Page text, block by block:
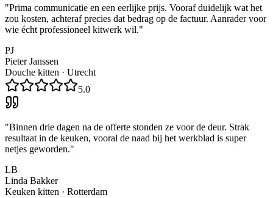
"Prima communicatie en een eerlijke prijs. Vooraf duidelijk wat het
zou kosten, achteraf precies dat bedrag op de factuur. Aanrader voor
wie écht professioneel kitwerk wil."
PJ
Pieter Janssen
Douche kitten · Utrecht
5.0
"Binnen drie dagen na de offerte stonden ze voor de deur. Strak
resultaat in de keuken, vooral de naad bij het werkblad is super
netjes geworden."
LB
Linda Bakker
Keuken kitten · Rotterdam